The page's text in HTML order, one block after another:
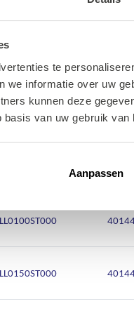
te
we informatie over uw
kunnen deze
van uw gebruik van
Aanpassen
Onze
Over
Contact
EAN